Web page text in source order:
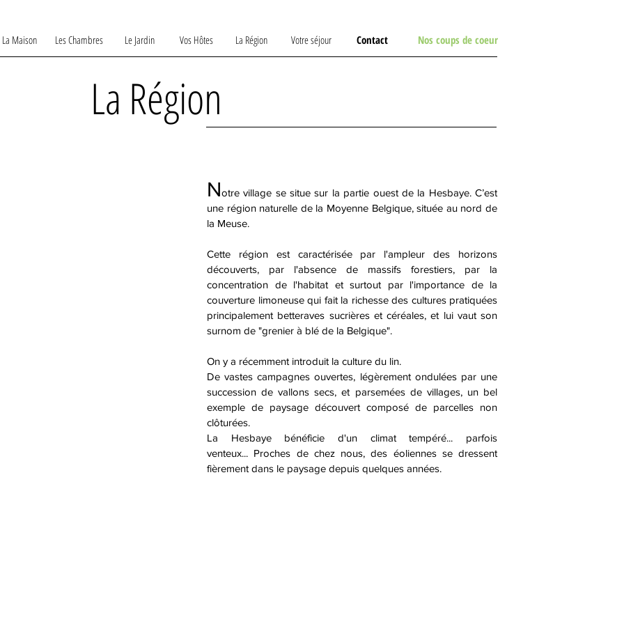
La Maison Les Chambres Le Jardin Vos Hôtes La Région Votre séjour Contact Nos coups de coeur
La Région
Notre village se situe sur la partie ouest de la Hesbaye. C’est
une région naturelle de la Moyenne Belgique, située au nord de
la Meuse.
Cette région est caractérisée par l'ampleur des horizons
découverts, par l'absence de massifs forestiers, par la
concentration de l'habitat et surtout par l'importance de la
couverture limoneuse qui fait la richesse des cultures pratiquées
principalement betteraves sucrières et céréales, et lui vaut son
surnom de "grenier à blé de la Belgique".
On y a récemment introduit la culture du lin.
De vastes campagnes ouvertes, légèrement ondulées par une
succession de vallons secs, et parsemées de villages, un bel
exemple de paysage découvert composé de parcelles non
clôturées.
La Hesbaye bénéficie d'un climat tempéré... parfois
venteux... Proches de chez nous, des éoliennes se dressent
fièrement dans le paysage depuis quelques années.